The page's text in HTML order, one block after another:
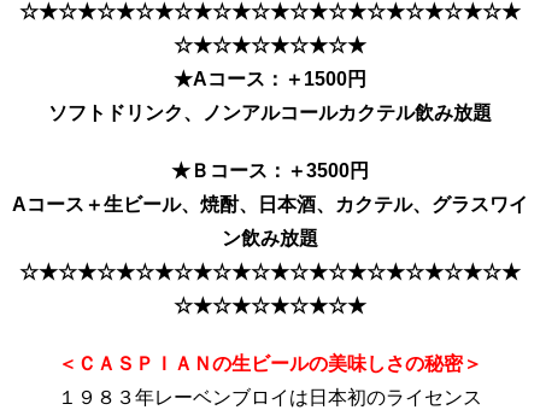
☆★☆★☆★☆★☆★☆★☆★☆★☆★☆★☆★☆★☆★
☆★☆★☆★☆★☆★
★Aコース：＋1500円
ソフトドリンク、ノンアルコールカクテル飲み放題
★Ｂコース：＋3500円
Aコース＋生ビール、焼酎、日本酒、カクテル、グラスワイ
ン飲み放題
☆★☆★☆★☆★☆★☆★☆★☆★☆★☆★☆★☆★☆★
☆★☆★☆★☆★☆★
＜ＣＡＳＰＩＡＮの生ビールの美味しさの秘密＞
１９８３年レーベンブロイは日本初のライセンス